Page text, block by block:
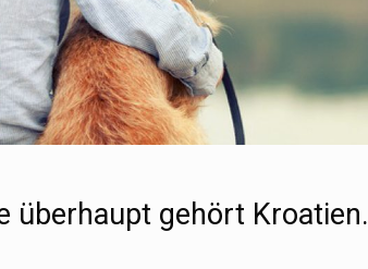
überhaupt gehört Kroatien.